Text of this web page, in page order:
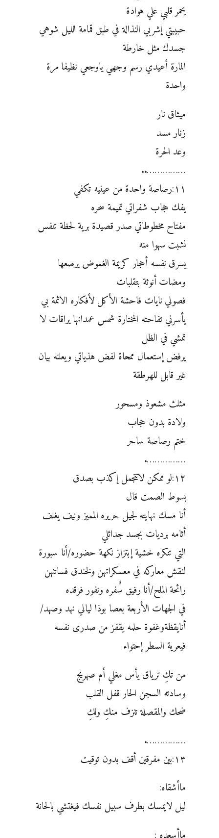
يحمر قلبي علي هوادة
حبيبتي إشربي النذالة في طبق قمامة الليل شوهي
جسدك مثل خارطة
المارة أعيدي رسم وجهي ياوجعي نظيفا مرة
واحدة
ميثاق نار
زنار مسد
وعد الحرة
……………..
١١:رصاصة واحدة من عينيه تكفي
يفك حجاب شفراتي تميمة سحره
مفتاح مخطوطاتي صدر قصيدة برية لحظة تنفس
نشبت سهوا منه
يسرق نفسه أحجار كريمة الغموض يرصعها
ومضات أنوثة بتقلبات
فصولي نايات فاحشة الأكل لأفكاره الاثمة بي
يأسرني تفاحته المختارة شمس عمدانها يراقات لا
تمشي في الظل
يرفض إستعمال ممحاة لفض هذياتي ويعلنه بيان
غير قابل للهرطقة
مثلث مشعوذ ومسحور
ولادة بدون حجاب
ختم رصاصة ساحر
…………….
١٢:لو ممكن لاتتجمل إكذب بصدق
بسوط الصمت قال
أنا مسك نهايته لجيل حريره المميز ونيف يغلف
أثامه برديات بجسد جدائلي
التي تنكره خشية إبتزاز نكهة حضوره/أنا سبورة
لنقش معاركه في معسكراتهن ولخندق فساتنهن
رائحة الملح/أنا رفيق سٌفره ونفور فرقده
في الجهات الأربعة بعصا بوذا ليالي نهد وصهد/
أنايقظةوغفوة حلمه يقفز من صدرى نفسه
فيعرية السطر إحتواء
من تكِ ترياق يأس مغلي أم صهريج
وسادته السجن الحار قفل القلب
ضحك والمقصلة تنزف منكِ ولكِ
…………….
١٣:بين مفرقين أقف بدون توقيت
ماأشقاه:
ليل لايمسك بطرف سبيل نفسك فيغتشي بالحانة